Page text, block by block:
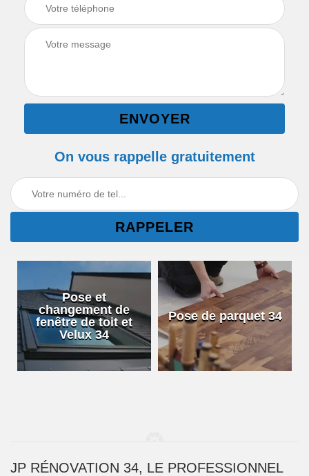
On vous rappelle gratuitement
Pose et
changement de
fenêtre de toit et
Velux 34
Pose de parquet 34
JP RÉNOVATION 34, LE PROFESSIONNEL